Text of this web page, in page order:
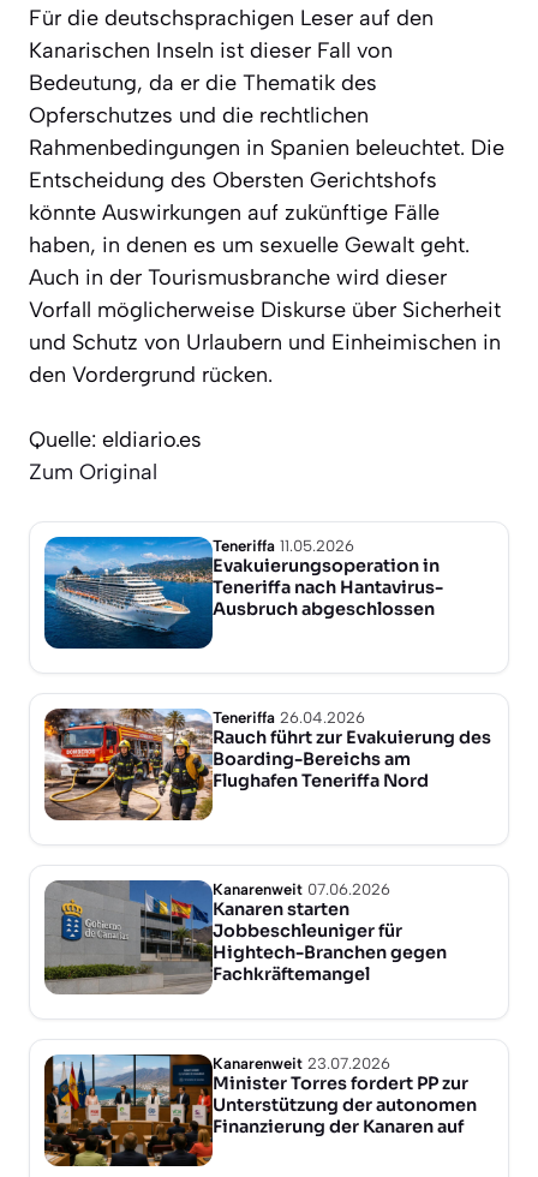
Für die deutschsprachigen Leser auf den
Kanarischen Inseln ist dieser Fall von
Bedeutung, da er die Thematik des
Opferschutzes und die rechtlichen
Rahmenbedingungen in Spanien beleuchtet. Die
Entscheidung des Obersten Gerichtshofs
könnte Auswirkungen auf zukünftige Fälle
haben, in denen es um sexuelle Gewalt geht.
Auch in der Tourismusbranche wird dieser
Vorfall möglicherweise Diskurse über Sicherheit
und Schutz von Urlaubern und Einheimischen in
den Vordergrund rücken.
Quelle: eldiario.es
Zum Original
Teneriffa 11.05.2026
Evakuierungsoperation in
Teneriffa nach Hantavirus-
Ausbruch abgeschlossen
Teneriffa 26.04.2026
Rauch führt zur Evakuierung des
Boarding-Bereichs am
Flughafen Teneriffa Nord
Kanarenweit 07.06.2026
Kanaren starten
Jobbeschleuniger für
Hightech-Branchen gegen
Fachkräftemangel
Kanarenweit 23.07.2026
Minister Torres fordert PP zur
Unterstützung der autonomen
Finanzierung der Kanaren auf